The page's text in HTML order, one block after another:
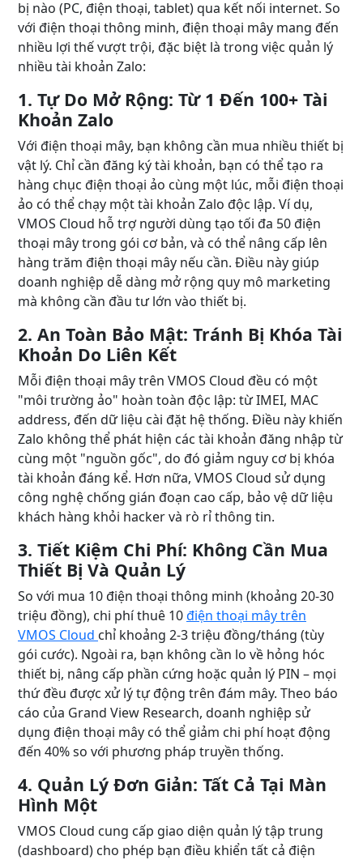
bị nào (PC, điện thoại, tablet) qua kết nối internet. So
với điện thoại thông minh, điện thoại mây mang đến
nhiều lợi thế vượt trội, đặc biệt là trong việc quản lý
nhiều tài khoản Zalo:
1. Tự Do Mở Rộng: Từ 1 Đến 100+ Tài
Khoản Zalo
Với điện thoại mây, bạn không cần mua nhiều thiết bị
vật lý. Chỉ cần đăng ký tài khoản, bạn có thể tạo ra
hàng chục điện thoại ảo cùng một lúc, mỗi điện thoại
ảo có thể chạy một tài khoản Zalo độc lập. Ví dụ,
VMOS Cloud hỗ trợ người dùng tạo tối đa 50 điện
thoại mây trong gói cơ bản, và có thể nâng cấp lên
hàng trăm điện thoại mây nếu cần. Điều này giúp
doanh nghiệp dễ dàng mở rộng quy mô marketing
mà không cần đầu tư lớn vào thiết bị.
2. An Toàn Bảo Mật: Tránh Bị Khóa Tài
Khoản Do Liên Kết
Mỗi điện thoại mây trên VMOS Cloud đều có một
"môi trường ảo" hoàn toàn độc lập: từ IMEI, MAC
address, đến dữ liệu cài đặt hệ thống. Điều này khiến
Zalo không thể phát hiện các tài khoản đăng nhập từ
cùng một "nguồn gốc", do đó giảm nguy cơ bị khóa
tài khoản đáng kể. Hơn nữa, VMOS Cloud sử dụng
công nghệ chống gián đoạn cao cấp, bảo vệ dữ liệu
khách hàng khỏi hacker và rò rỉ thông tin.
3. Tiết Kiệm Chi Phí: Không Cần Mua
Thiết Bị Và Quản Lý
So với mua 10 điện thoại thông minh (khoảng 20-30
triệu đồng), chi phí thuê 10điện thoại mây trên
VMOS Cloud chỉ khoảng 2-3 triệu đồng/tháng (tùy
gói cước). Ngoài ra, bạn không cần lo về hỏng hóc
thiết bị, nâng cấp phần cứng hoặc quản lý PIN – mọi
thứ đều được xử lý tự động trên đám mây. Theo báo
cáo của Grand View Research, doanh nghiệp sử
dụng điện thoại mây có thể giảm chi phí hoạt động
đến 40% so với phương pháp truyền thống.
4. Quản Lý Đơn Giản: Tất Cả Tại Màn
Hình Một
VMOS Cloud cung cấp giao diện quản lý tập trung
(dashboard) cho phép bạn điều khiển tất cả điện